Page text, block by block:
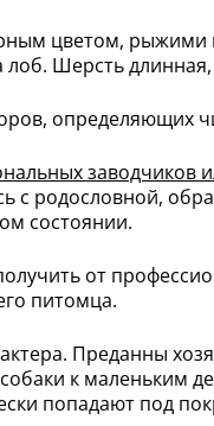
цветом,
Шерсть
определяющих
заводчиков
с родословной,
состоянии.
от
питомца.
Преданны
к маленьким
попадают под